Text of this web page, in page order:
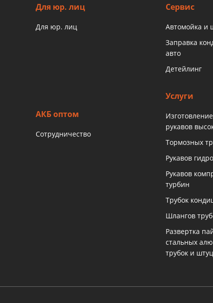
Для юр. лиц
Для юр. лиц
АКБ оптом
Сотрудничество
Сервис
Автомойка и
Заправка
авто
Детейлинг
Услуги
рукавов
Тормозных
Рукавов
Рукавов
турбин
Трубок
Шлангов
Развертка
стальных
трубок и